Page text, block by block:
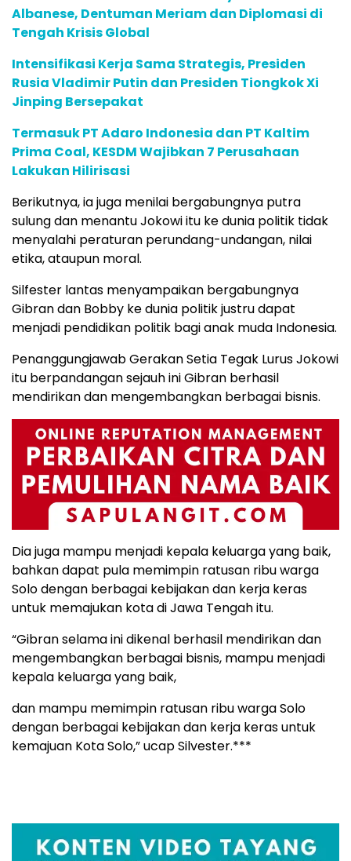
Albanese, Dentuman Meriam dan Diplomasi di
Tengah Krisis Global
Intensifikasi Kerja Sama Strategis, Presiden
Rusia Vladimir Putin dan Presiden Tiongkok Xi
Jinping Bersepakat
Termasuk PT Adaro Indonesia dan PT Kaltim
Prima Coal, KESDM Wajibkan 7 Perusahaan
Lakukan Hilirisasi
Berikutnya, ia juga menilai bergabungnya putra
sulung dan menantu Jokowi itu ke dunia politik tidak
menyalahi peraturan perundang-undangan, nilai
etika, ataupun moral.
Silfester lantas menyampaikan bergabungnya
Gibran dan Bobby ke dunia politik justru dapat
menjadi pendidikan politik bagi anak muda Indonesia.
Penanggungjawab Gerakan Setia Tegak Lurus Jokowi
itu berpandangan sejauh ini Gibran berhasil
mendirikan dan mengembangkan berbagai bisnis.
Dia juga mampu menjadi kepala keluarga yang baik,
bahkan dapat pula memimpin ratusan ribu warga
Solo dengan berbagai kebijakan dan kerja keras
untuk memajukan kota di Jawa Tengah itu.
“Gibran selama ini dikenal berhasil mendirikan dan
mengembangkan berbagai bisnis, mampu menjadi
kepala keluarga yang baik,
dan mampu memimpin ratusan ribu warga Solo
dengan berbagai kebijakan dan kerja keras untuk
kemajuan Kota Solo,” ucap Silvester.***